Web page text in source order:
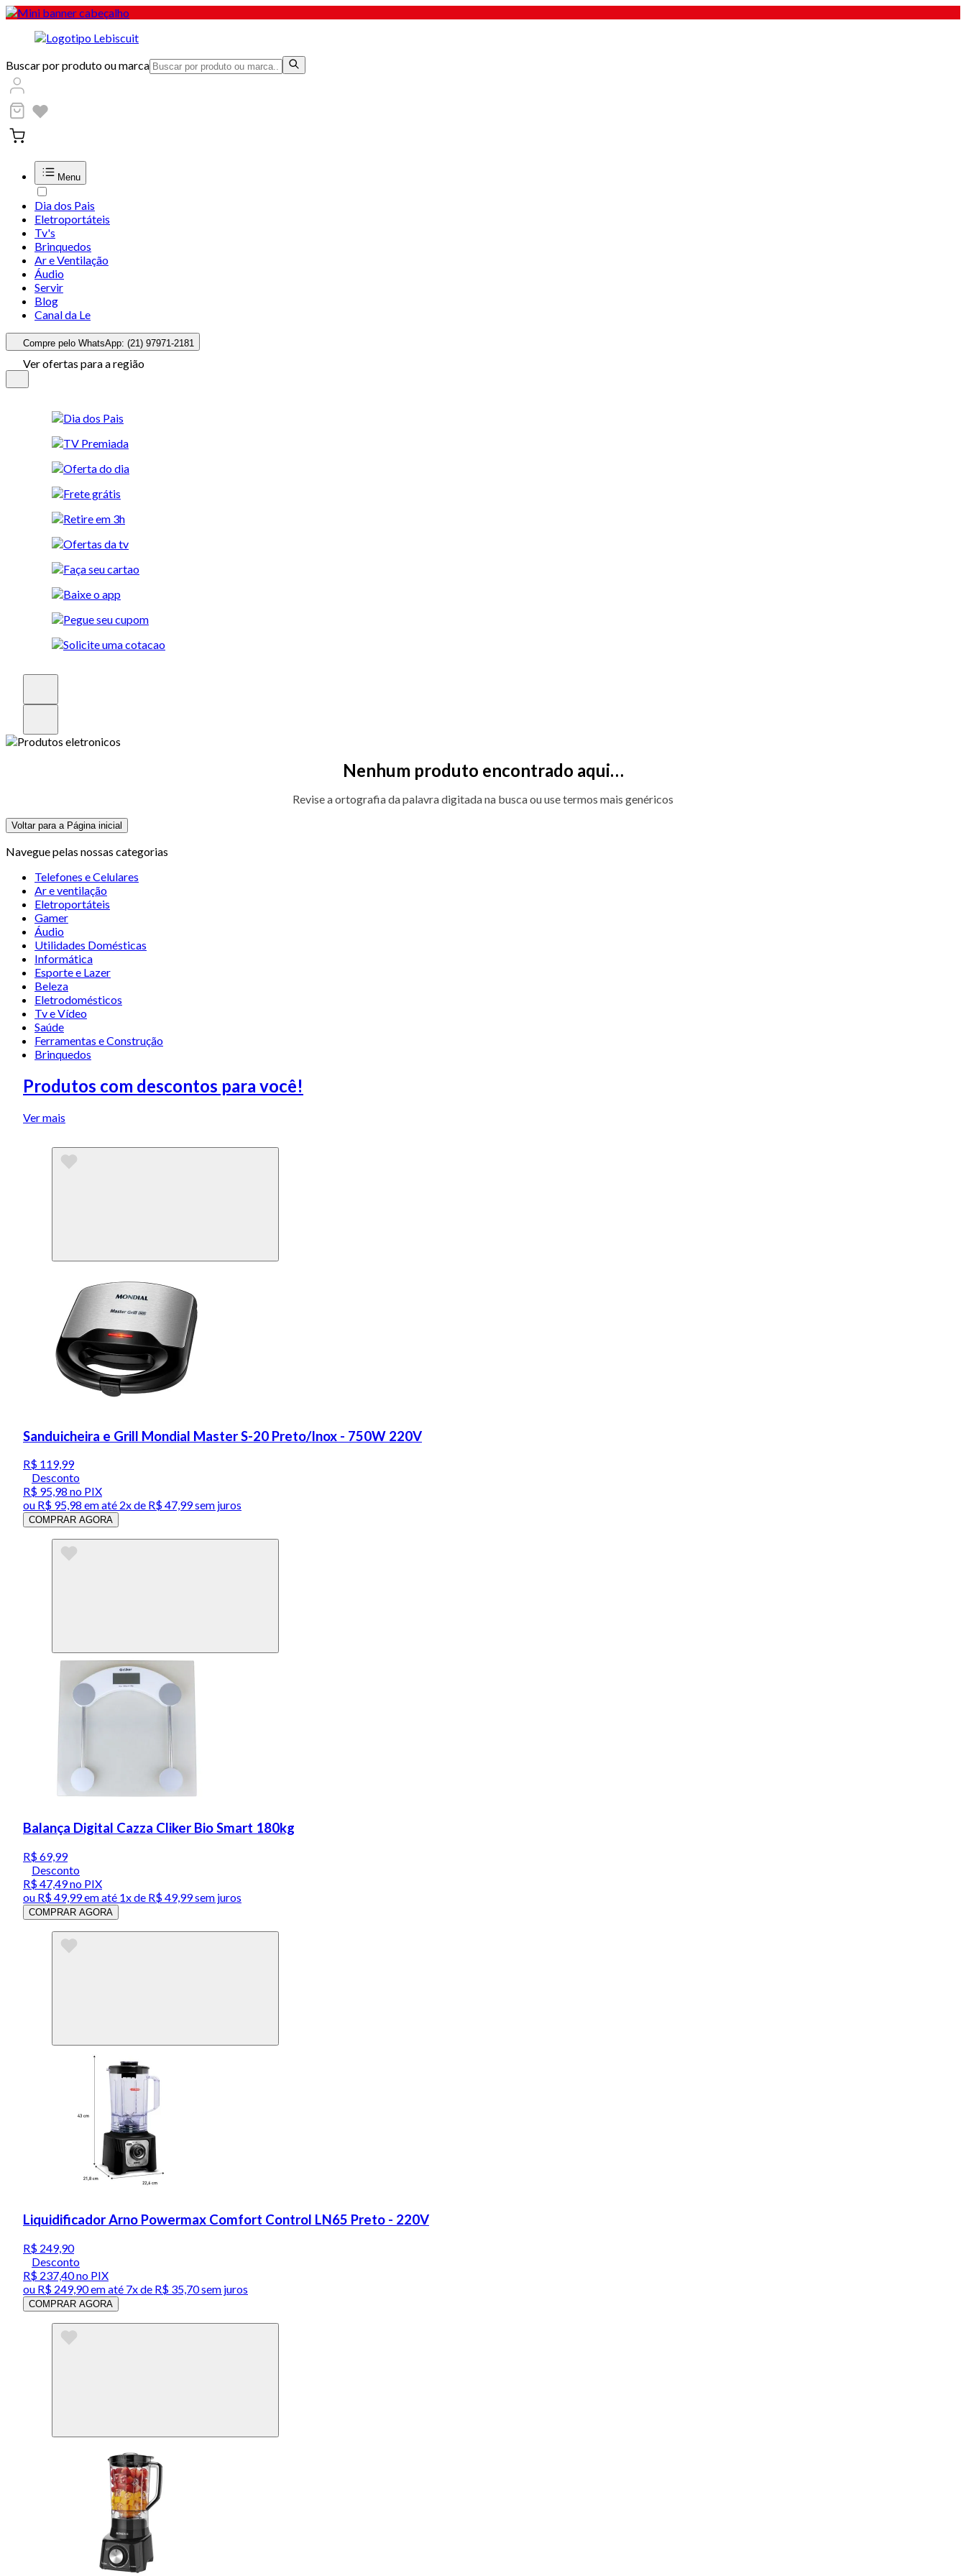
Buscar por produto ou marca
Menu
Dia dos Pais
Eletroportáteis
Tv's
Brinquedos
Ar e Ventilação
Áudio
Servir
Blog
Canal da Le
Compre pelo WhatsApp: (21) 97971-2181
Ver ofertas para a região
Nenhum produto encontrado aqui…
Revise a ortografia da palavra digitada na busca ou use termos mais genéricos
Voltar para a Página inicial
Navegue pelas nossas categorias
Telefones e Celulares
Ar e ventilação
Eletroportáteis
Gamer
Áudio
Utilidades Domésticas
Informática
Esporte e Lazer
Beleza
Eletrodomésticos
Tv e Vídeo
Saúde
Ferramentas e Construção
Brinquedos
Produtos com descontos para você!
Ver mais
Sanduicheira e Grill Mondial Master S-20 Preto/Inox - 750W 220V
R$ 119,99
Desconto
R$ 95,98 no PIX
ou R$ 95,98 em até 2x de R$ 47,99 sem juros
COMPRAR AGORA
Balança Digital Cazza Cliker Bio Smart 180kg
R$ 69,99
Desconto
R$ 47,49no PIX
ou R$ 49,99em até 1x de R$ 49,99sem juros
COMPRAR AGORA
Liquidificador Arno Powermax Comfort Control LN65 Preto - 220V
R$ 249,90
Desconto
R$ 237,40no PIX
ou R$ 249,90em até 7x de R$ 35,70 sem juros
COMPRAR AGORA